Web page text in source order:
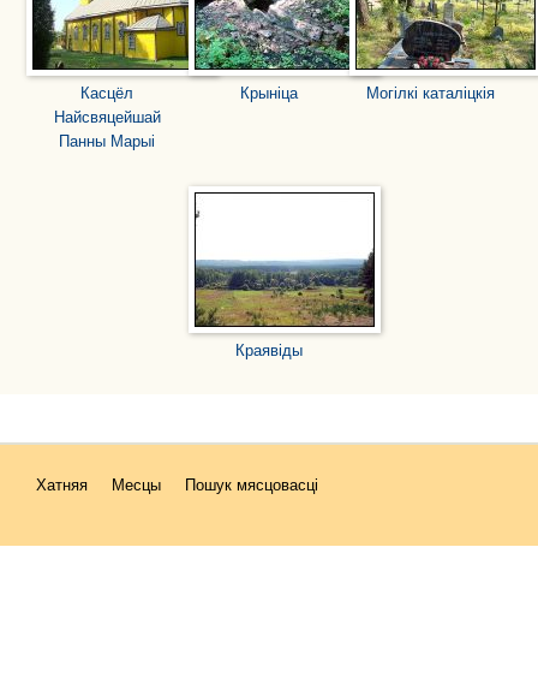
Касцёл
Найсвяцейшай
Панны Марыі
Крыніца Могілкі каталіцкія
Краявіды
Хатняя Месцы Пошук мясцовасці